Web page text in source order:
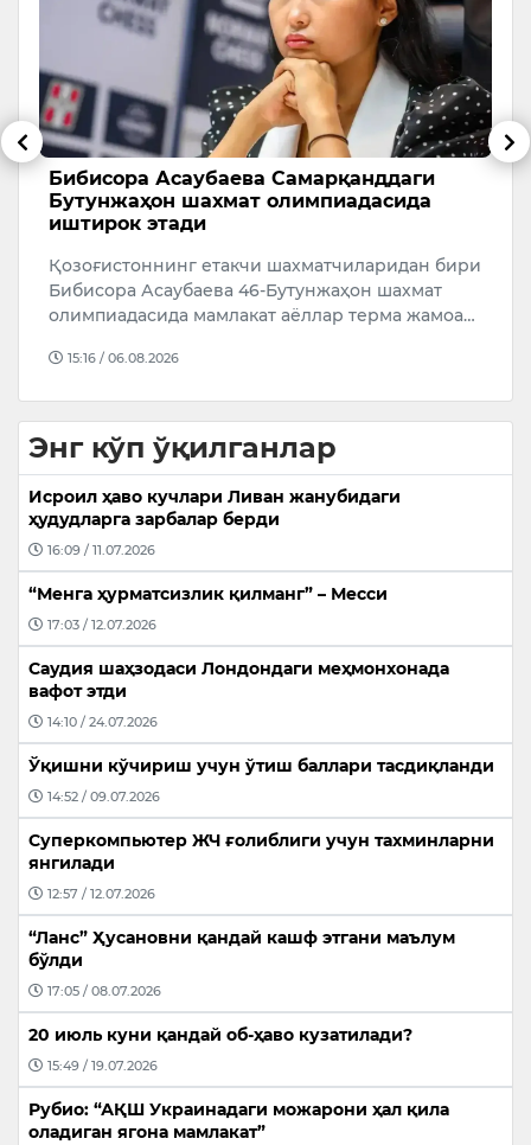
Бибисора Асаубаева Самарқанддаги
Бутунжаҳон шахмат олимпиадасида
иштирок этади
Қозоғистоннинг етакчи шахматчиларидан бири
Бибисора Асаубаева 46-Бутунжаҳон шахмат
олимпиадасида мамлакат аёллар терма жамоа…
15:16 / 06.08.2026
Энг кўп ўқилганлар
Исроил ҳаво кучлари Ливан жанубидаги
ҳудудларга зарбалар берди
16:09 / 11.07.2026
“Менга ҳурматсизлик қилманг” – Месси
17:03 / 12.07.2026
Саудия шаҳзодаси Лондондаги меҳмонхонада
вафот этди
14:10 / 24.07.2026
Ўқишни кўчириш учун ўтиш баллари тасдиқланди
14:52 / 09.07.2026
Суперкомпьютер ЖЧ ғолиблиги учун тахминларни
янгилади
12:57 / 12.07.2026
“Ланс” Ҳусановни қандай кашф этгани маълум
бўлди
17:05 / 08.07.2026
20 июль куни қандай об-ҳаво кузатилади?
15:49 / 19.07.2026
Рубио: “АҚШ Украинадаги можарони ҳал қила
оладиган ягона мамлакат”